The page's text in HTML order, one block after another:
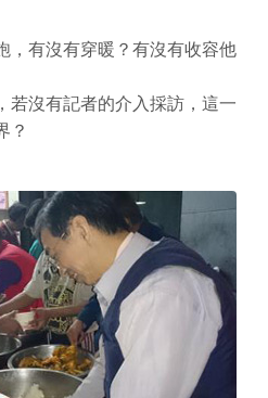
，有沒有穿暖？有沒有收容他
若沒有記者的介入採訪，這一
？